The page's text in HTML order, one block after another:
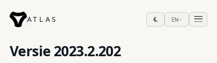
ATLAS EN
Versie 2023.2.202